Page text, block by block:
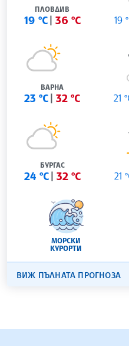
ПЛОВДИВ
19 °C 36 °C 19
ВАРНА
23 °C 32 °C 21
БУРГАС
24 °C 32 °C 21
МОРСКИ
КУРОРТИ
ВИЖ ПЪЛНАТА ПРОГНОЗА